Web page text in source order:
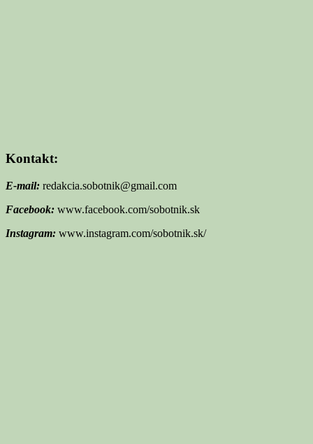
Kontakt:
E-mail: redakcia.sobotnik@gmail.com
Facebook: www.facebook.com/sobotnik.sk
Instagram: www.instagram.com/sobotnik.sk/